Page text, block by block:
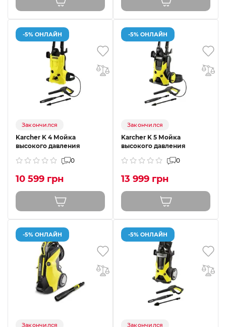
-5% ОНЛАЙН
Закончился
Karcher K 4 Мойка
высокого давления
0
10 599 грн
-5% ОНЛАЙН
Закончился
Karcher K 5 Мойка
высокого давления
0
13 999 грн
-5% ОНЛАЙН
Закончился
-5% ОНЛАЙН
Закончился